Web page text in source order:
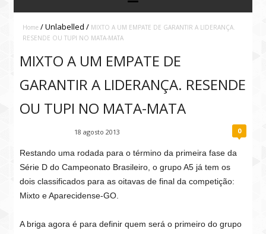
Home /Unlabelled/ MIXTO A UM EMPATE DE GARANTIR A LIDERANÇA.
RESENDE OU TUPI NO MATA-MATA
MIXTO A UM EMPATE DE
GARANTIR A LIDERANÇA. RESENDE
OU TUPI NO MATA-MATA
18 agosto 2013 0
Restando uma rodada para o término da primeira fase da
Série D do Campeonato Brasileiro, o grupo A5 já tem os
dois classificados para as oitavas de final da competição:
Mixto e Aparecidense-GO.
A briga agora é para definir quem será o primeiro do grupo